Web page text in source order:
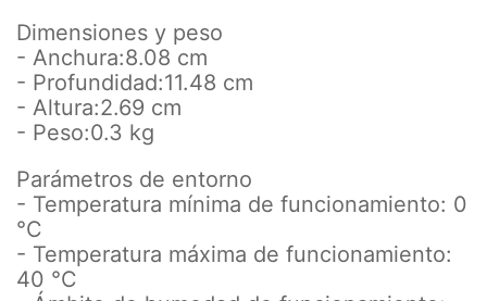
Dimensiones y peso
- Anchura:8.08 cm
- Profundidad:11.48 cm
- Altura:2.69 cm
- Peso:0.3 kg
Parámetros de entorno
- Temperatura mínima de funcionamiento: 0
°C
- Temperatura máxima de funcionamiento:
40 °C